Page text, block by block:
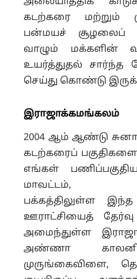
கடற்கரை மற்றும்
பன்மயச் சூழலைப்
வாழும் மக்களின்
உயர்த்துதல்
செய்து கொண்டு
இராஜாக்கமங்கலம்
2004 ஆம் ஆண்டு
கடற்கரைப்
எங்கள்
மாவட்டம்,
பக்கத்திலுள்ள
ஊராட்சியைத்
அமைந்துள்ள
அண்ணா
முருங்கைவிளை,